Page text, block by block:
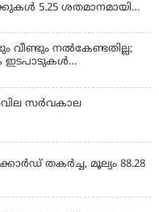
5.25 ശതമാനമായി
വീണ്ടും നൽകേണ്ടതില്ല;
ഇടപാടുകൾ
സര്‍വകാല
തകർച്ച, മൂല്യം 88.28